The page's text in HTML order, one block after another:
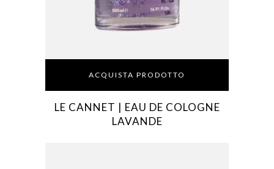
ACQUISTA PRODOTTO
LE CANNET | EAU DE COLOGNE
LAVANDE